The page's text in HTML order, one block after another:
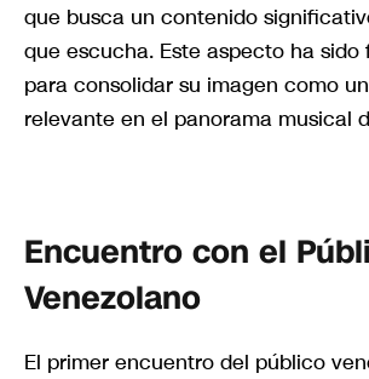
que busca un contenido
que escucha. Este aspecto ha sido
para consolidar su imagen como
relevante en el panorama musical
Encuentro con el
Venezolano
El primer encuentro del público